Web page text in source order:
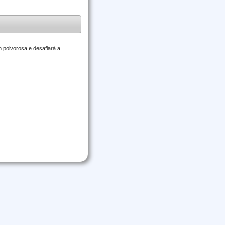
polvorosa e desafiará a